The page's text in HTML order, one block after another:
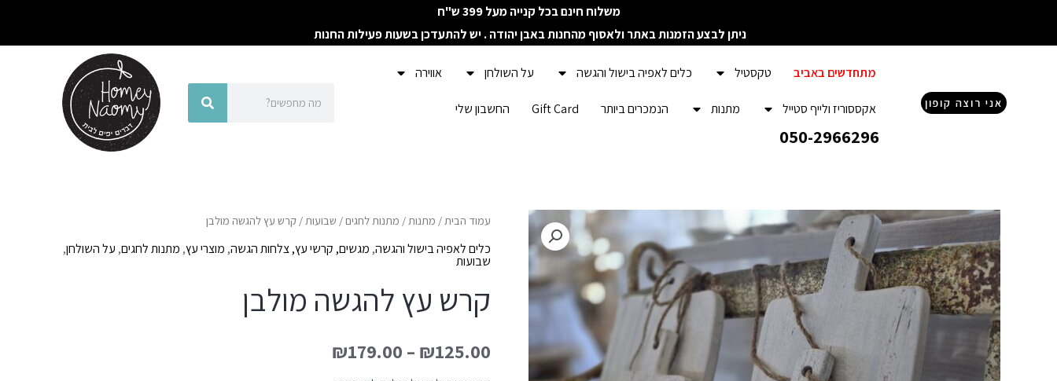
משלוח חינם בכל קנייה מעל 399 ש"ח
ניתן לבצע הזמנות באתר ולאסוף מהחנות באבן יהודה . יש להתעדכן בשעות פעילות החנות
אני רוצה קופון
מתחדשים באביב טקסטיל כלים לאפיה בישול והגשה על השולחן אווירה
אקססוריז ולייף סטייל מתנות הנמכרים ביותר Gift Card החשבון שלי
050-2966296
חיפוש
עמוד הבית/ מתנות/ מתנות לחגים / שבועות/ קרש עץ להגשה מולבן
כלים לאפיה בישול והגשה, מגשים, קרשי עץ, צלחות הגשה, מוצרי עץ, מתנות לחגים, על השולחן,
שבועות
קרש עץ להגשה מולבן
₪125.00
–
₪179.00
כמות
של
קרש
להגשה